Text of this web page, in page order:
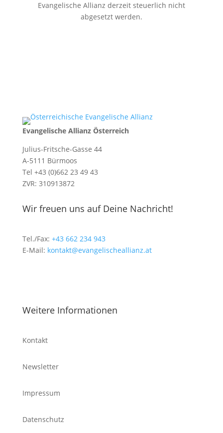
Evangelische Allianz derzeit steuerlich nicht
abgesetzt werden.
Evangelische Allianz Österreich
Julius-Fritsche-Gasse 44
A-5111 Bürmoos
Tel +43 (0)662 23 49 43
ZVR: 310913872
Wir freuen uns auf Deine Nachricht!
Tel./Fax: +43 662 234 943
E-Mail: kontakt@evangelischeallianz.at
Weitere Informationen
Kontakt
Newsletter
Impressum
Datenschutz